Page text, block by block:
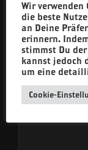
Kommentar*
Wir verwenden
die beste
an Deine
erinnern.
stimmst Du der
kannst jedoch
um eine
Cookie-